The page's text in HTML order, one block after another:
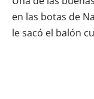
en las botas de
le sacó el balón